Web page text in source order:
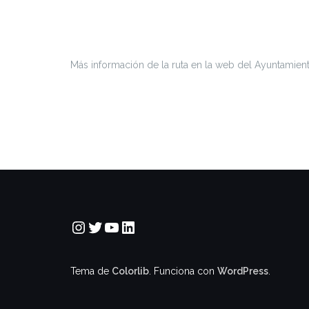
Más información de la ruta en la web del
Instagram
Twitter
YouTube
LinkedIn
Tema de Colorlib . Funciona con WordPress